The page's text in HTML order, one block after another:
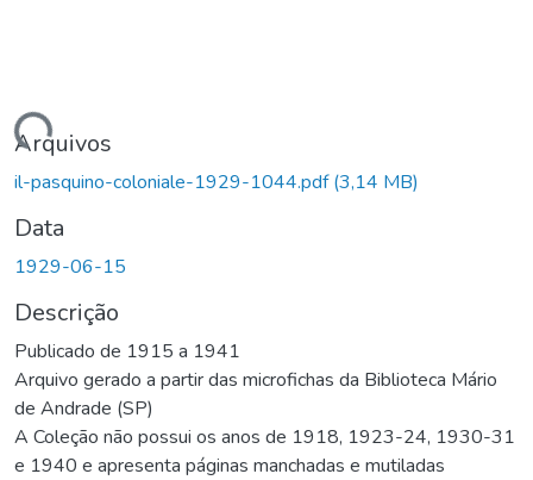
Arquivos
il-pasquino-coloniale-1929-1044.pdf(3,14 MB)
Data
1929-06-15
Descrição
Publicado de 1915 a 1941
Arquivo gerado a partir das microfichas da Biblioteca Mário
de Andrade (SP)
A Coleção não possui os anos de 1918, 1923-24, 1930-31
e 1940 e apresenta páginas manchadas e mutiladas